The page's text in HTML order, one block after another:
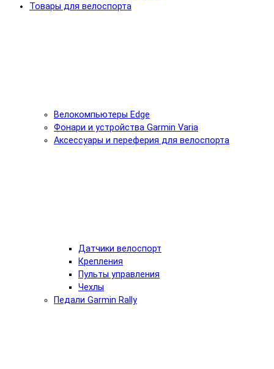
Товары для велоспорта
Велокомпьютеры Edge
Фонари и устройства Garmin Varia
Аксессуары и переферия для велоспорта
Датчики велоспорт
Крепления
Пульты управления
Чехлы
Педали Garmin Rally